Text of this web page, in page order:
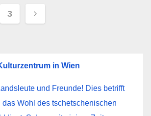
3
in Wien
und Freunde! Dies betrifft
Wohl des tschetschenischen